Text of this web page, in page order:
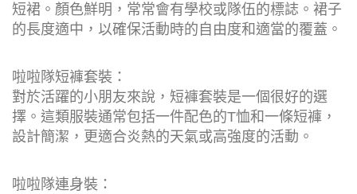
短裙。顏色鮮明，常常會有學校或隊伍的標誌。裙子
的長度適中，以確保活動時的自由度和適當的覆蓋。
啦啦隊短褲套裝：
對於活躍的小朋友來說，短褲套裝是一個很好的選
擇。這類服裝通常包括一件配色的T恤和一條短褲，
設計簡潔，更適合炎熱的天氣或高強度的活動。
啦啦隊連身裝：